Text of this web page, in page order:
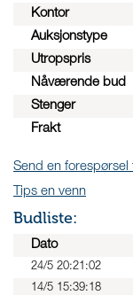
Kontor
Auksjonstype
Utropspris
Nåværende bud
Stenger
Frakt
Send en forespørsel
Tips en venn
Budliste:
Dato
24/5 20:21:02
14/5 15:39:18